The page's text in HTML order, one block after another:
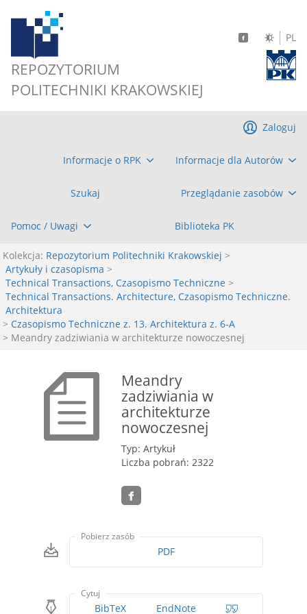
REPOZYTORIUM
POLITECHNIKI KRAKOWSKIEJ
PL
Informacje o RPK Informacje dla Autorów
Szukaj Przeglądanie zasobów
Pomoc / Uwagi Biblioteka PK
Zaloguj
Kolekcja: Repozytorium Politechniki Krakowskiej >
Artykuły i czasopisma >
Technical Transactions, Czasopismo Techniczne >
Technical Transactions. Architecture, Czasopismo Techniczne.
Architektura
> Czasopismo Techniczne z. 13. Architektura z. 6-A
> Meandry zadziwiania w architekturze nowoczesnej
Meandry
zadziwiania w
architekturze
nowoczesnej
Typ: Artykuł
Liczba pobrań: 2322
Pobierz zasób
PDF
Cytuj
BibTeX EndNote